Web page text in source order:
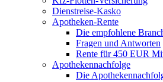
Dienstreise-Kasko
Apotheken-Rente
Die empfohlene
Fragen und Antworten
Rente für 450 EUR
Apothekennachfolge
Die